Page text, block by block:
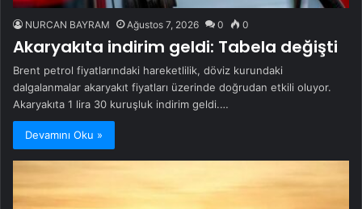
NURCAN BAYRAM Ağustos 7, 2026 0 0
Akaryakıta indirim geldi: Tabela değişti
Brent petrol fiyatlarındaki hareketlilik, döviz kurundaki
dalgalanmalar akaryakıt fiyatları üzerinde doğrudan etkili oluyor.
Akaryakıta 1 lira 30 kuruşluk indirim geldi.…
Devamını Oku »